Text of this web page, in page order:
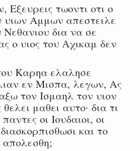
Εξευρεις τωοντι οτι ο
υιων Αμμων απεστειλε
Νεθανιου δια να σε
ο υιος του Αχικαμ δεν
Καρηα ελαλησε
εν Μισπα, λεγων, Ας
τον Ισμαηλ τον υιον
μαθει αυτο· δια τι
οι Ιουδαιοι, οι
και το
απολεσθη;